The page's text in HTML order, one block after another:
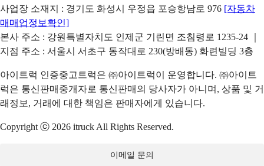
사업장 소재지 : 경기도 화성시 우정읍 포승항남로 976 [자동차
매매업정보확인]
본사 주소 : 강원특별자치도 인제군 기린면 조침령로 1235-24 ｜
지점 주소 : 서울시 서초구 동작대로 230(방배동) 화련빌딩 3층
아이트럭 인증중고트럭은 ㈜아이트럭이 운영합니다. ㈜아이트
럭은 통신판매중개자로 통신판매의 당사자가 아니며, 상품 및 거
래정보, 거래에 대한 책임은 판매자에게 있습니다.
Copyright ⓒ 2026 itruck All Rights Reserved.
이메일 문의